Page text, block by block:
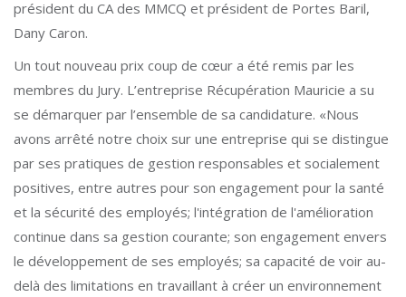
président du CA des MMCQ et président de Portes Baril,
Dany Caron.
Un tout nouveau prix coup de cœur a été remis par les
membres du Jury. L’entreprise Récupération Mauricie a su
se démarquer par l’ensemble de sa candidature. «Nous
avons arrêté notre choix sur une entreprise qui se distingue
par ses pratiques de gestion responsables et socialement
positives, entre autres pour son engagement pour la santé
et la sécurité des employés; l'intégration de l'amélioration
continue dans sa gestion courante; son engagement envers
le développement de ses employés; sa capacité de voir au-
delà des limitations en travaillant à créer un environnement